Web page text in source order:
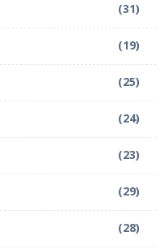
(31)
(19)
(25)
(24)
(23)
(29)
(28)